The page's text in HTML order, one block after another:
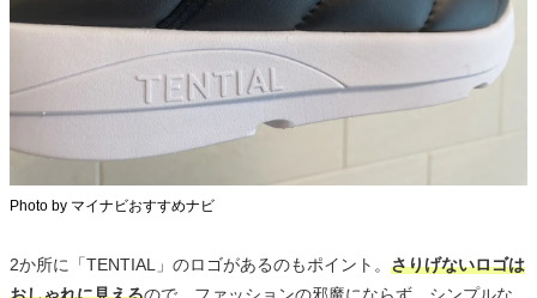
Photo by マイナビおすすめナビ
2か所に「TENTIAL」のロゴがあるのもポイント。 さりげないロゴは